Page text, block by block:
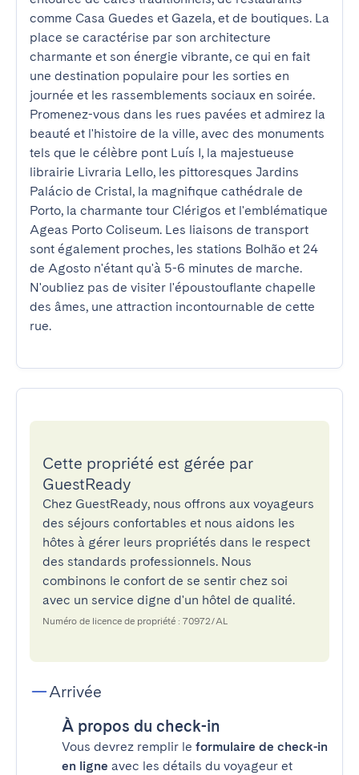
comme Casa Guedes et Gazela, et de boutiques. La
place se caractérise par son architecture
charmante et son énergie vibrante, ce qui en fait
une destination populaire pour les sorties en
journée et les rassemblements sociaux en soirée.
Promenez-vous dans les rues pavées et admirez la
beauté et l'histoire de la ville, avec des monuments
tels que le célèbre pont Luís I, la majestueuse
librairie Livraria Lello, les pittoresques Jardins
Palácio de Cristal, la magnifique cathédrale de
Porto, la charmante tour Clérigos et l'emblématique
Ageas Porto Coliseum. Les liaisons de transport
sont également proches, les stations Bolhão et 24
de Agosto n'étant qu'à 5-6 minutes de marche.
N'oubliez pas de visiter l'époustouflante chapelle
des âmes, une attraction incontournable de cette
rue.
Cette propriété est gérée par
GuestReady
Chez GuestReady, nous offrons aux voyageurs
des séjours confortables et nous aidons les
hôtes à gérer leurs propriétés dans le respect
des standards professionnels. Nous
combinons le confort de se sentir chez soi
avec un service digne d'un hôtel de qualité.
Numéro de licence de propriété : 70972/AL
Arrivée
À propos du check-in
Vous devrez remplir le formulaire de check-in
en ligne avec les détails du voyageur et